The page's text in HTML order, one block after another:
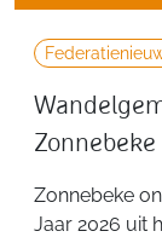
Zonnebeke
Jaar 2026 uit